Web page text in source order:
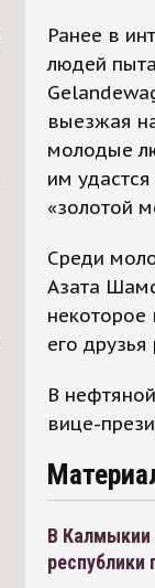
Ранее в
людей
выезжая
молодые
им
«золотой
Среди
Азата
некоторое
его
В
вице-
В Калмыкии
республики